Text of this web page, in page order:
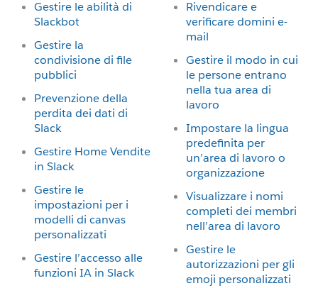
Gestire le abilità di
Slackbot
Gestire la
condivisione di file
pubblici
Prevenzione della
perdita dei dati di
Slack
Gestire Home Vendite
in Slack
Gestire le
impostazioni per i
modelli di canvas
personalizzati
Gestire l’accesso alle
funzioni IA in Slack
Rivendicare e
verificare domini e-
mail
Gestire il modo in cui
le persone entrano
nella tua area di
lavoro
Impostare la lingua
predefinita per
un’area di lavoro o
organizzazione
Visualizzare i nomi
completi dei membri
nell’area di lavoro
Gestire le
autorizzazioni per gli
emoji personalizzati